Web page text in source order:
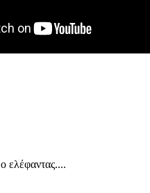
ελέφαντας....